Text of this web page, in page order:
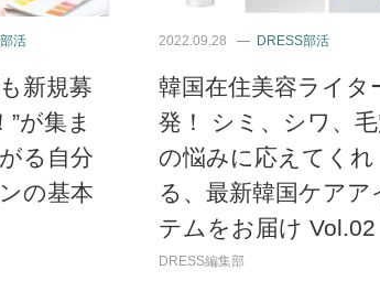
活
新規募
”が集ま
る自分
の基本
2022.09.28 DRESS部活
韓国在住美容ライタ
発！ シミ、シワ、毛
の悩みに応えてくれ
る、最新韓国ケアア
テムをお届け Vol.02
DRESS編集部